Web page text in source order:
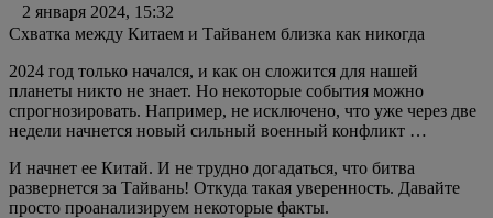
2 января 2024, 15:32
Схватка между Китаем и Тайванем близка как никогда
2024 год только начался, и как он сложится для нашей
планеты никто не знает. Но некоторые события можно
спрогнозировать. Например, не исключено, что уже через две
недели начнется новый сильный военный конфликт …
И начнет ее Китай. И не трудно догадаться, что битва
развернется за Тайвань! Откуда такая уверенность. Давайте
просто проанализируем некоторые факты.